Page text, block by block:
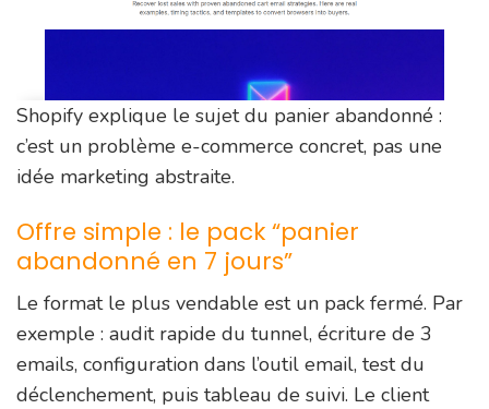
Shopify explique le sujet du panier abandonné :
c’est un problème e-commerce concret, pas une
idée marketing abstraite.
Offre simple : le pack “panier
abandonné en 7 jours”
Le format le plus vendable est un pack fermé. Par
exemple : audit rapide du tunnel, écriture de 3
emails, configuration dans l’outil email, test du
déclenchement, puis tableau de suivi. Le client